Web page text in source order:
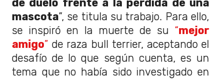
de duelo frente a la pérdida de una
mascota”, se titula su trabajo. Para ello,
se inspiró en la muerte de su “mejor
amigo” de raza bull terrier, aceptando el
desafío de lo que según cuenta, es un
tema que no había sido investigado en